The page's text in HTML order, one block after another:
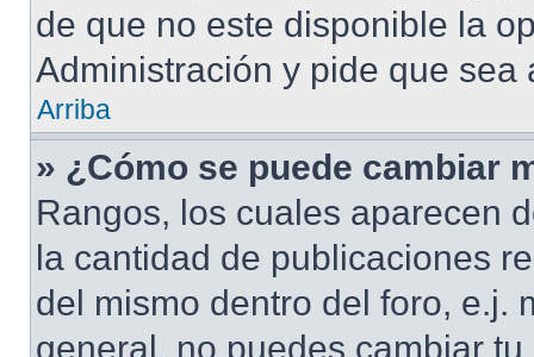
de que no este disponible la
Administración y pide que sea
Arriba
» ¿Cómo se puede cambiar
Rangos, los cuales aparecen
la cantidad de publicaciones
del mismo dentro del foro, e.j.
general, no puedes cambiar